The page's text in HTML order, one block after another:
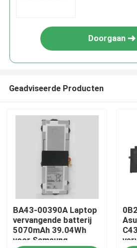
Thuis
Doorgaan
Geadviseerde Producten
BA43-00390A Laptop
vervangende batterij
5070mAh 39.04Wh
voor Samsung